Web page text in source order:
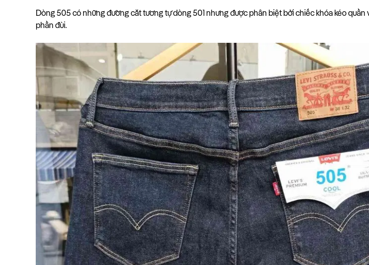
Dòng 505 có những đường cắt tương tự dòng 501 nhưng được phân biệt bởi chiếc khóa kéo quần
phần đùi.